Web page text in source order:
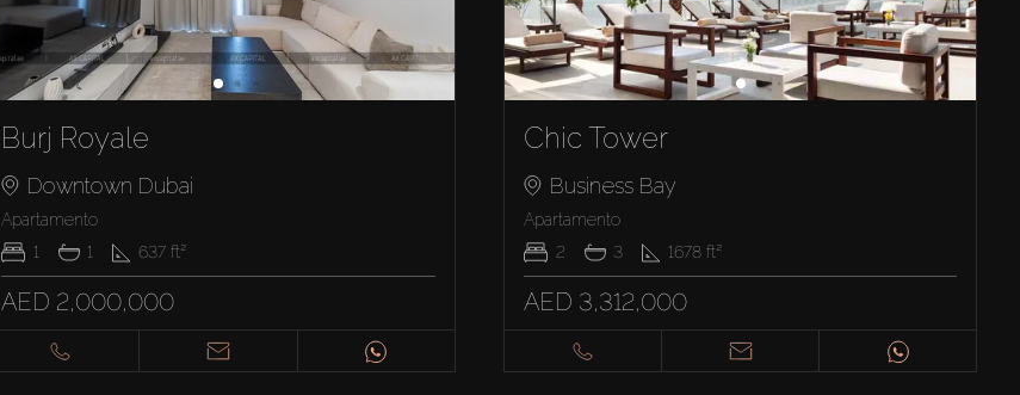
Burj Royale
Downtown Dubai
Apartamento
1
1 637ft²
AED 2,000,000
Chic Tower
Business Bay
Apartamento
2
3 1678 ft²
AED 3,312,000